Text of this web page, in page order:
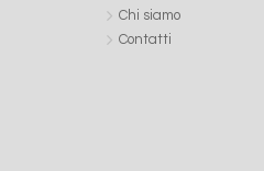
Chi siamo
Contatti